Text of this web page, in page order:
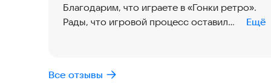
🚓 Погони и экшен
Уходите от полиции, избегайте
Благодарим, что играете в «Гонки ретро».
Рады, что игровой процесс оставил
Ещё
Все отзывы